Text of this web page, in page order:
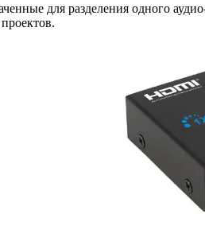
для разделения одного